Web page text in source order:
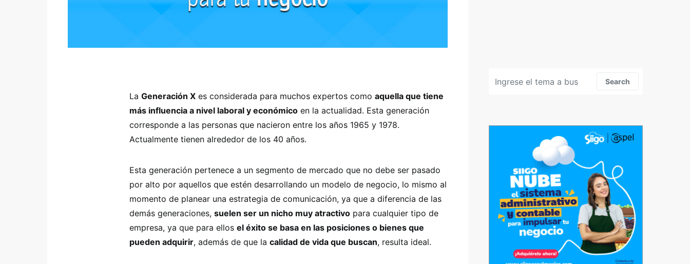
La Generación X es considerada para muchos expertos como aquella que tiene
más influencia a nivel laboral y económico en la actualidad. Esta generación
corresponde a las personas que nacieron entre los años 1965 y 1978.
Actualmente tienen alrededor de los 40 años.
Esta generación pertenece a un segmento de mercado que no debe ser pasado
por alto por aquellos que estén desarrollando un modelo de negocio, lo mismo al
momento de planear una estrategia de comunicación, ya que a diferencia de las
demás generaciones, suelen ser un nicho muy atractivo para cualquier tipo de
empresa, ya que para ellos el éxito se basa en las posiciones o bienes que
pueden adquirir, además de que la calidad de vida que buscan, resulta ideal.
Search